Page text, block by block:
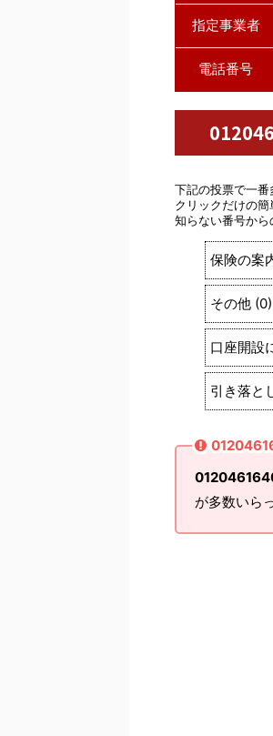
指定事業者
電話番号
下記の投票で一番
クリックだけの
知らない番号から
保険の案
その他 (0)
口座開設
引き落と
が多数いら